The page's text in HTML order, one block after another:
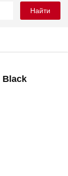
Найти
Black